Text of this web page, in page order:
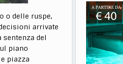
o delle ruspe,
arrivate
del
piano
piazza